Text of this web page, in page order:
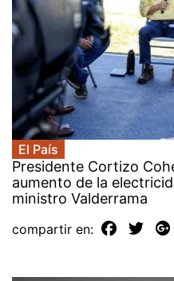
El País
Presidente Cortizo
aumento de la
ministro Valderrama
compartir en: